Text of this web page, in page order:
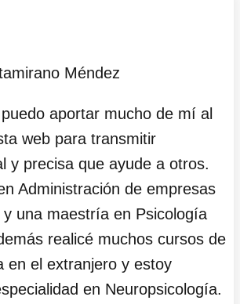
Méndez
aportar mucho de mí al
web para transmitir
y precisa que ayude a otros.
Administración de empresas
y una maestría en Psicología
realicé muchos cursos de
en el extranjero y estoy
en Neuropsicología.